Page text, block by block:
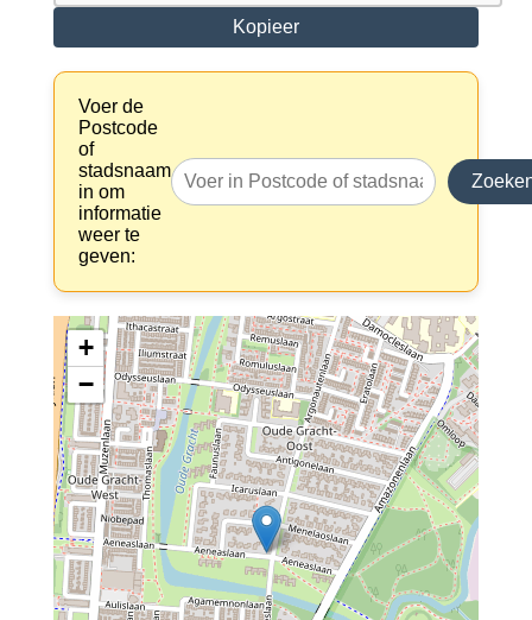
Kopieer
Voer de
Postcode
of
stadsnaam
in om
informatie
weer te
geven:
+
−